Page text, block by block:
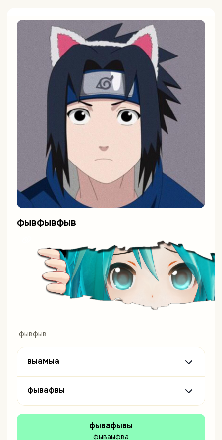
фывфывфыв
фывфыв
выамыа
фывафвы
фывафывы
фываыфва